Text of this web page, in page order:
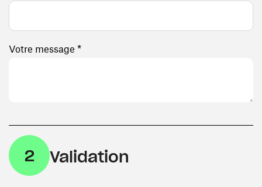
Votre message *
2 Validation